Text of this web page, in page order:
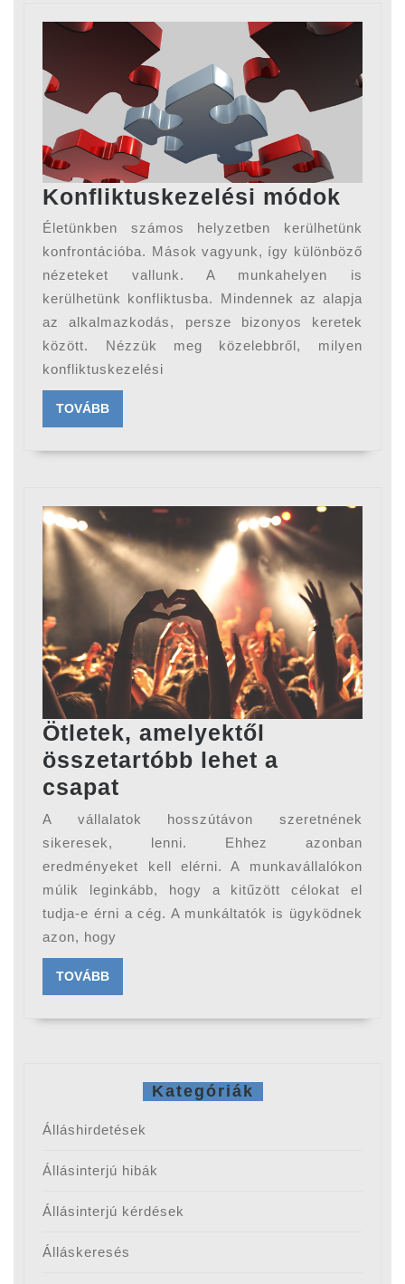
Konfliktuskezelési módok
Életünkben számos helyzetben kerülhetünk
konfrontációba. Mások vagyunk, így különböző
nézeteket vallunk. A munkahelyen is
kerülhetünk konfliktusba. Mindennek az alapja
az alkalmazkodás, persze bizonyos keretek
között. Nézzük meg közelebbről, milyen
konfliktuskezelési
TOVÁBBTOVÁBB
Ötletek, amelyektől
összetartóbb lehet a
csapat
amelyektől
összetartóbb
lehet
a
csapat
A vállalatok hosszútávon szeretnének
sikeresek, lenni. Ehhez azonban
eredményeket kell elérni. A munkavállalókon
múlik leginkább, hogy a kitűzött célokat el
tudja-e érni a cég. A munkáltatók is ügyködnek
azon, hogy
TOVÁBBTOVÁBB
Kategóriák
Álláshirdetések
Állásinterjú hibák
Állásinterjú kérdések
Álláskeresés